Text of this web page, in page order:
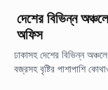
দেশের বিভিন্ন
অফিস
ঢাকাসহ দেশের বিভিন্ন
বজ্রসহ বৃষ্টির পাশাপাশি